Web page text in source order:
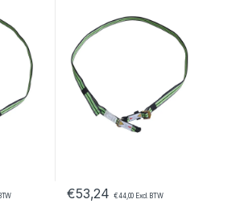
€53,24 €44,00 Excl. BTW